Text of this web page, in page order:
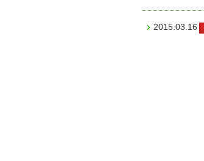
2015.03.16